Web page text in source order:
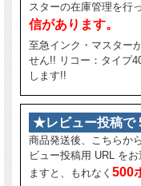
スターの在庫管理を行
信があります。
至急インク・マスター
せん!! リコー：タイプ
します!!
★レビュー投稿で
商品発送後、こちらか
ビュー投稿用 URL を
ますと、もれなく 500